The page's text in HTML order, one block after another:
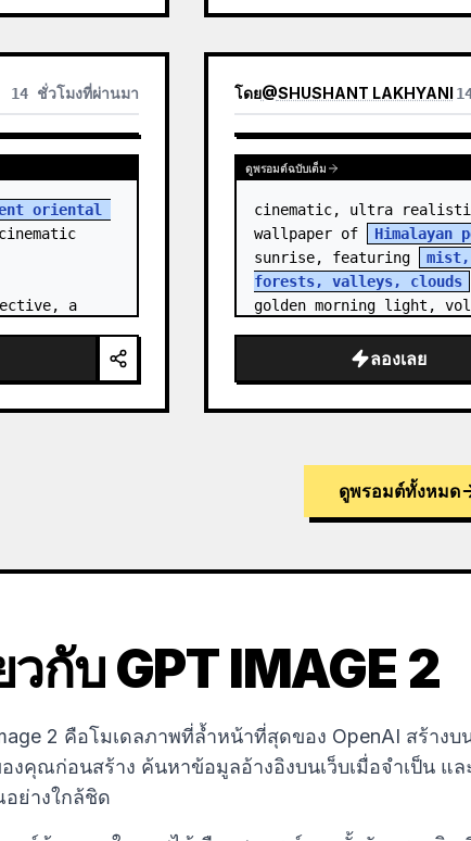
14 ชั่วโมงที่ผ่านมา
oriental
a
through
bottom…
โดย@SHUSHANT LAKHYANI
ดูพรอมต์ฉบับเต็ม
cinematic, ultra
wallpaper of
Himalayan
sunrise, featuring
mist,
forests, valleys, clouds
golden morning light,
ลองเลย
ดูพรอมต์ทั้งหมด
วกับ GPT IMAGE 2
2 คือโมเดลภาพที่ล้ำหน้าที่สุดของ OpenAI สร้าง
งคุณก่อนสร้าง ค้นหาข้อมูลอ้างอิงบนเว็บเมื่อจำเป็น แ
ย่างใกล้ชิด